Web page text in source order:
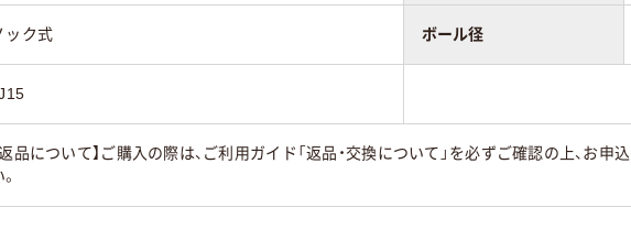
ック式 ボール径
返品について】ご購入の際は、ご利用ガイド「返品・交換について」を必ずご確認の上、お